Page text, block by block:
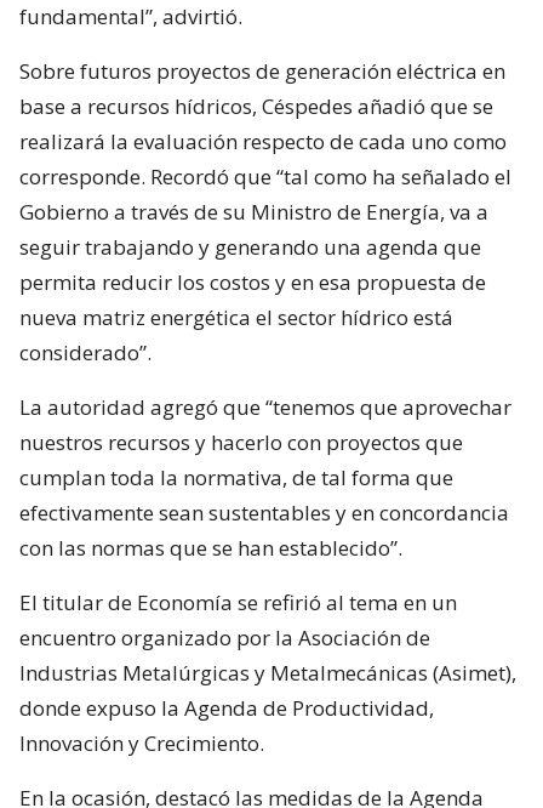
fundamental”, advirtió.
Sobre futuros proyectos de generación eléctrica en
base a recursos hídricos, Céspedes añadió que se
realizará la evaluación respecto de cada uno como
corresponde. Recordó que “tal como ha señalado el
Gobierno a través de su Ministro de Energía, va a
seguir trabajando y generando una agenda que
permita reducir los costos y en esa propuesta de
nueva matriz energética el sector hídrico está
considerado”.
La autoridad agregó que “tenemos que aprovechar
nuestros recursos y hacerlo con proyectos que
cumplan toda la normativa, de tal forma que
efectivamente sean sustentables y en concordancia
con las normas que se han establecido”.
El titular de Economía se refirió al tema en un
encuentro organizado por la Asociación de
Industrias Metalúrgicas y Metalmecánicas (Asimet),
donde expuso la Agenda de Productividad,
Innovación y Crecimiento.
En la ocasión, destacó las medidas de la Agenda